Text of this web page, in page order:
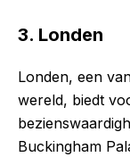
3. Londen
Londen, een
wereld, biedt
Buckingham